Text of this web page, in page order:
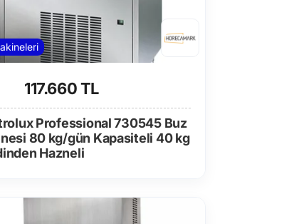
117.660 TL
Professional 730545 Buz
80 kg/gün Kapasiteli 40 kg
Hazneli